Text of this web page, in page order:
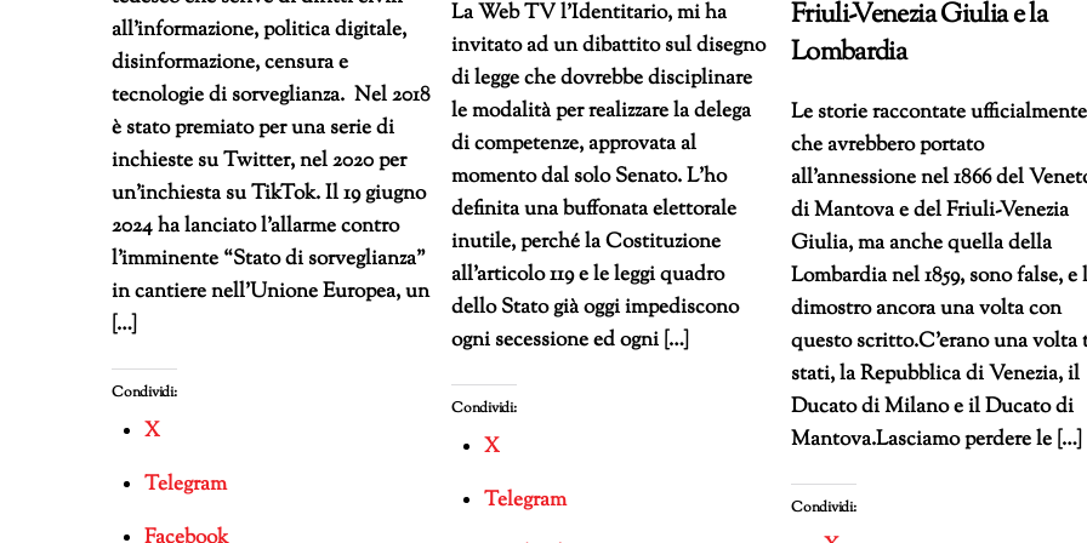
all’informazione, politica digitale,
disinformazione, censura e
tecnologie di sorveglianza. Nel 2018
è stato premiato per una serie di
inchieste su Twitter, nel 2020 per
un’inchiesta su TikTok. Il 19 giugno
2024 ha lanciato l’allarme contro
l’imminente “Stato di sorveglianza”
in cantiere nell’Unione Europea, un
[…]
Condividi:
X
Telegram
La Web TV l’Identitario, mi ha
invitato ad un dibattito sul disegno
di legge che dovrebbe disciplinare
le modalità per realizzare la delega
di competenze, approvata al
momento dal solo Senato. L’ho
definita una buffonata elettorale
inutile, perché la Costituzione
all’articolo 119 e le leggi quadro
dello Stato già oggi impediscono
ogni secessione ed ogni […]
Condividi:
X
Telegram
Friuli-Venezia Giulia e la
Lombardia
Le storie raccontate ufficialmente
che avrebbero portato
all’annessione nel 1866 del
di Mantova e del Friuli-Venezia
Giulia, ma anche quella della
Lombardia nel 1859, sono false, e
dimostro ancora una volta con
questo scritto.C’erano una volta
stati, la Repubblica di Venezia, il
Ducato di Milano e il Ducato di
Mantova.Lasciamo perdere le […]
Condividi: